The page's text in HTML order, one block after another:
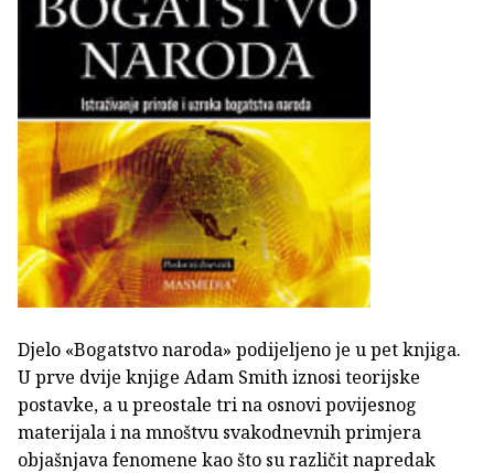
Djelo «Bogatstvo naroda» podijeljeno je u pet knjiga.
U prve dvije knjige Adam Smith iznosi teorijske
postavke, a u preostale tri na osnovi povijesnog
materijala i na mnoštvu svakodnevnih primjera
objašnjava fenomene kao što su različit napredak